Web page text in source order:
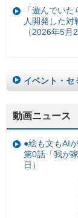
「遊んでい
人開発した対
（2026年5月
イベント・セ
動画ニュース
●絵も文もAI
第0話「我が
日）